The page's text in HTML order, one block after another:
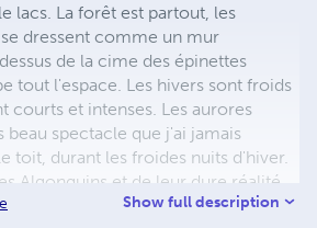
lacs. La forêt est partout, les
dressent comme un mur
de la cime des épinettes
tout l'espace. Les hivers sont froids
courts et intenses. Les aurores
beau spectacle que j'ai jamais
toit, durant les froides nuits d'hiver.
Algonquins et de leur dure réalité
légendes existent encore, les
Show full description